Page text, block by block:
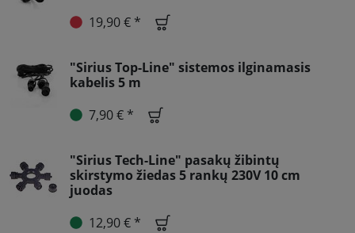
19,90 € *
"Sirius Top-Line" sistemos ilginamasis
kabelis 5 m
7,90 € *
"Sirius Tech-Line" pasakų žibintų
skirstymo žiedas 5 rankų 230V 10 cm
juodas
12,90 € *